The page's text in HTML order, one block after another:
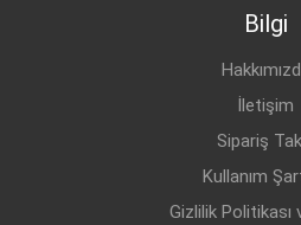
Bilgi
İletişim
Sipariş
Kullanım
Gizlilik Politikası